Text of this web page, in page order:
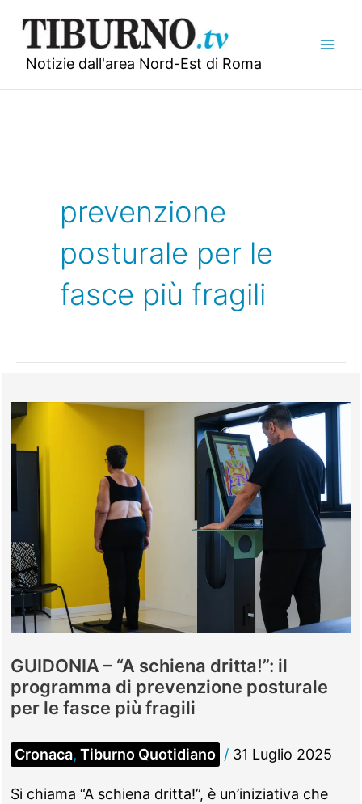
contenuto
Notizie dall'area Nord-Est di Roma
prevenzione
posturale per le
fasce più fragili
GUIDONIA – “A schiena dritta!”: il
programma di prevenzione posturale
per le fasce più fragili
Cronaca, Tiburno Quotidiano / 31 Luglio 2025
Si chiama “A schiena dritta!”, è un’iniziativa che